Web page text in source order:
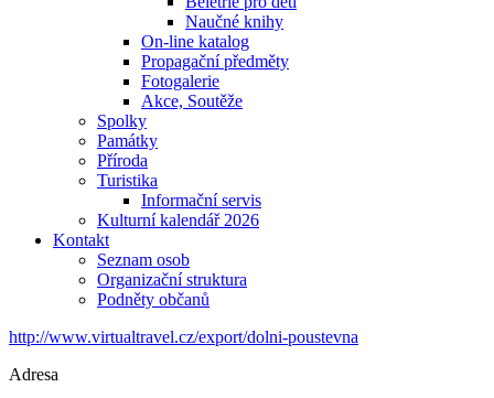
Naučné knihy
On-line katalog
Propagační předměty
Fotogalerie
Akce, Soutěže
Spolky
Památky
Příroda
Turistika
Informační servis
Kulturní kalendář 2026
Kontakt
Seznam osob
Organizační struktura
Podněty občanů
http://www.virtualtravel.cz/export/dolni-poustevna
Adresa